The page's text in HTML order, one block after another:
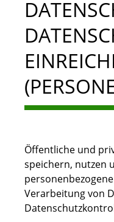
Öffentliche und
speichern, nutzen
Verarbeitung von